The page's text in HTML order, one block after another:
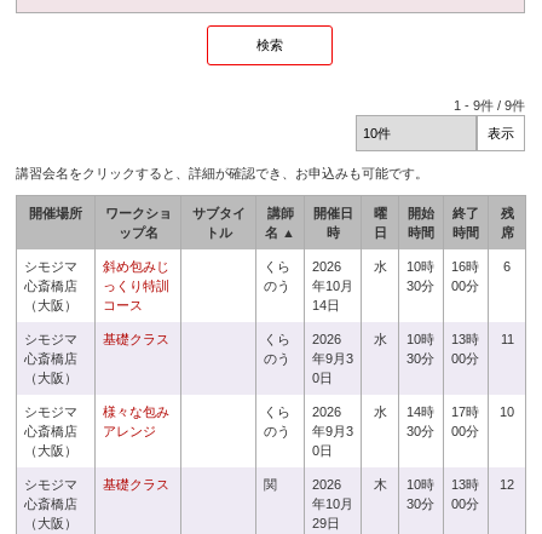
1 -9件 /9件
講習会名をクリックすると、詳細が確認でき、お申込みも可能です。
開催場所
ワークショ
ップ名
サブタイ
トル
講師
名 ▲
開催日
時
曜
日
開始
時間
終了
時間
残
席
シモジマ
心斎橋店
（大阪）
斜め包みじ
っくり特訓
コース
くら
のう
2026
年10月
14日
水
10時
30分
16時
00分
6
シモジマ
心斎橋店
（大阪）
基礎クラス
くら
のう
2026
年9月3
0日
水
10時
30分
13時
00分
11
シモジマ
心斎橋店
（大阪）
様々な包み
アレンジ
くら
のう
2026
年9月3
0日
水
14時
30分
17時
00分
10
シモジマ
心斎橋店
（大阪）
基礎クラス 関
2026
年10月
29日
木
10時
30分
13時
00分
12